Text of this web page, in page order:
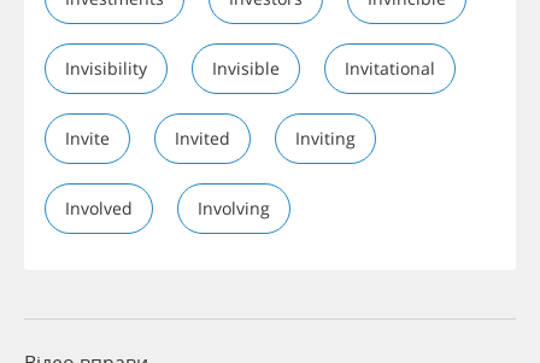
Invisibility Invisible Invitational
Invite Invited Inviting
Involved Involving